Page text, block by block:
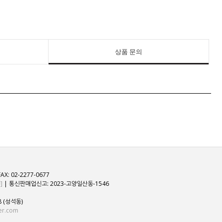
상품 문의
02-2277-0677
| 통신판매업신고: 2023-고양일산동-1546
(성석동)